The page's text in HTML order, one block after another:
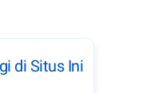
di Situs Ini